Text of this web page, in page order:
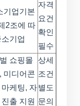
기업기본
2조에 따
기업
자격
요건
확인
필수
쇼핑몰
미디어콘
마케팅, 자
출 지원
상세
조건
별도
문의